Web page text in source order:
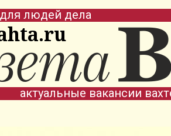
для людей дела
актуальные вакансии